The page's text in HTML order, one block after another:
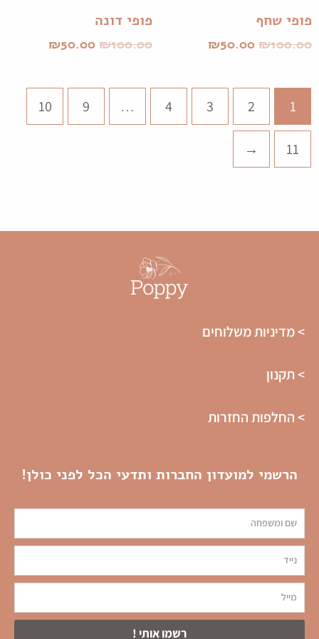
פופי שחף
₪100.00
₪50.00
פופי דונה
₪100.00
₪50.00
1
2
3
4
…
9
10
11
←
> מדיניות משלוחים
> תקנון
> החלפות החזרות
הרשמי למועדון החברות ותדעי הכל לפני כולן!
שם
tel
אימייל
רשמו אותי !